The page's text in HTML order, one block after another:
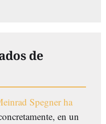
de
Spegner ha
en un